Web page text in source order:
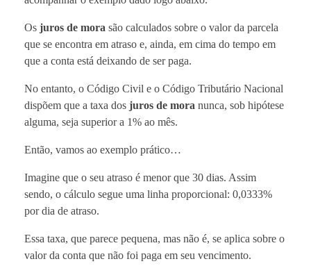
Os juros de mora são calculados sobre o valor da parcela
que se encontra em atraso e, ainda, em cima do tempo em
que a conta está deixando de ser paga.
No entanto, o Código Civil e o Código Tributário Nacional
dispõem que a taxa dos juros de mora nunca, sob hipótese
alguma, seja superior a 1% ao mês.
Então, vamos ao exemplo prático…
Imagine que o seu atraso é menor que 30 dias. Assim
sendo, o cálculo segue uma linha proporcional: 0,0333%
por dia de atraso.
Essa taxa, que parece pequena, mas não é, se aplica sobre o
valor da conta que não foi paga em seu vencimento.